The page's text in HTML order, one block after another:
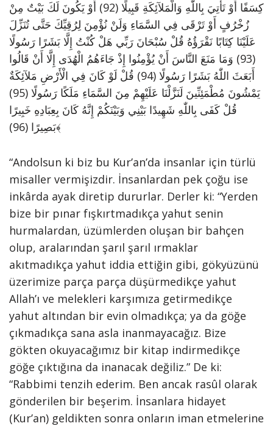
كِسَفًا أَوْ تَأْتِيَ بِاللّٰهِ وَالْمَلآئِكَةِ قَبِيلًا (92) أَوْ يَكُونَ لَكَ بَيْتٌ مِنْ
زُخْرُفٍ أَوْ تَرْقَى فِي السَّمَاءِ وَلَنْ نُؤْمِنَ لِرُقِيِّكَ حَتَّى تُنَزِّلَ
عَلَيْنَا كِتَابًا نَقْرَؤُهُ قُلْ سُبْحَانَ رَبِّي هَلْ كُنْتُ إِلَّا بَشَرًا رَسُولًا
(93) وَمَا مَنَعَ النَّاسَ أَنْ يُؤْمِنُوا إِذْ جَاءَهُمُ الْهُدَى إِلَّا أَنْ قَالُوا
أَبَعَثَ اللّٰهُ بَشَرًا رَسُولًا (94) قُلْ لَوْ كَانَ فِي الْأَرْضِ مَلآئِكَةٌ
يَمْشُونَ مُطْمَئِنِّينَ لَنَزَّلْنَا عَلَيْهِمْ مِنَ السَّمَاءِ مَلَكًا رَسُولًا (95)
قُلْ كَفَى بِاللّٰهِ شَهِيدًا بَيْنِي وَبَيْنَكُمْ إِنَّهُ كَانَ بِعِبَادِهِ خَبِيرًا
بَصِيرًا (96)﴾
“Andolsun ki biz bu Kur’an’da insanlar için türlü
misaller vermişizdir. İnsanlardan pek çoğu ise
inkârda ayak diretip dururlar. Derler ki: “Yerden
bize bir pınar fışkırtmadıkça yahut senin
hurmalardan, üzümlerden oluşan bir bahçen
olup, aralarından şarıl şarıl ırmaklar
akıtmadıkça yahut iddia ettiğin gibi, gökyüzünü
üzerimize parça parça düşürmedikçe yahut
Allah’ı ve melekleri karşımıza getirmedikçe
yahut altından bir evin olmadıkça; ya da göğe
çıkmadıkça sana asla inanmayacağız. Bize
gökten okuyacağımız bir kitap indirmedikçe
göğe çıktığına da inanacak değiliz.” De ki:
“Rabbimi tenzih ederim. Ben ancak rasûl olarak
gönderilen bir beşerim. İnsanlara hidayet
(Kur’an) geldikten sonra onların iman etmelerine